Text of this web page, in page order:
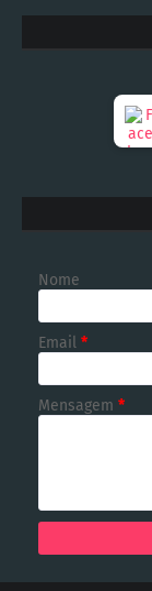
Nome
Email *
Mensagem *